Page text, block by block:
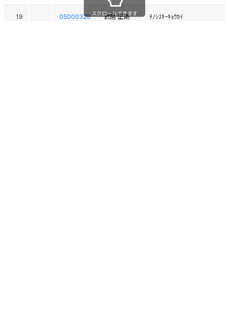
19 05000328 武居 正剛 ﾁﾉｼｽｷｰｷｮｳｶｲ
スクロールできます